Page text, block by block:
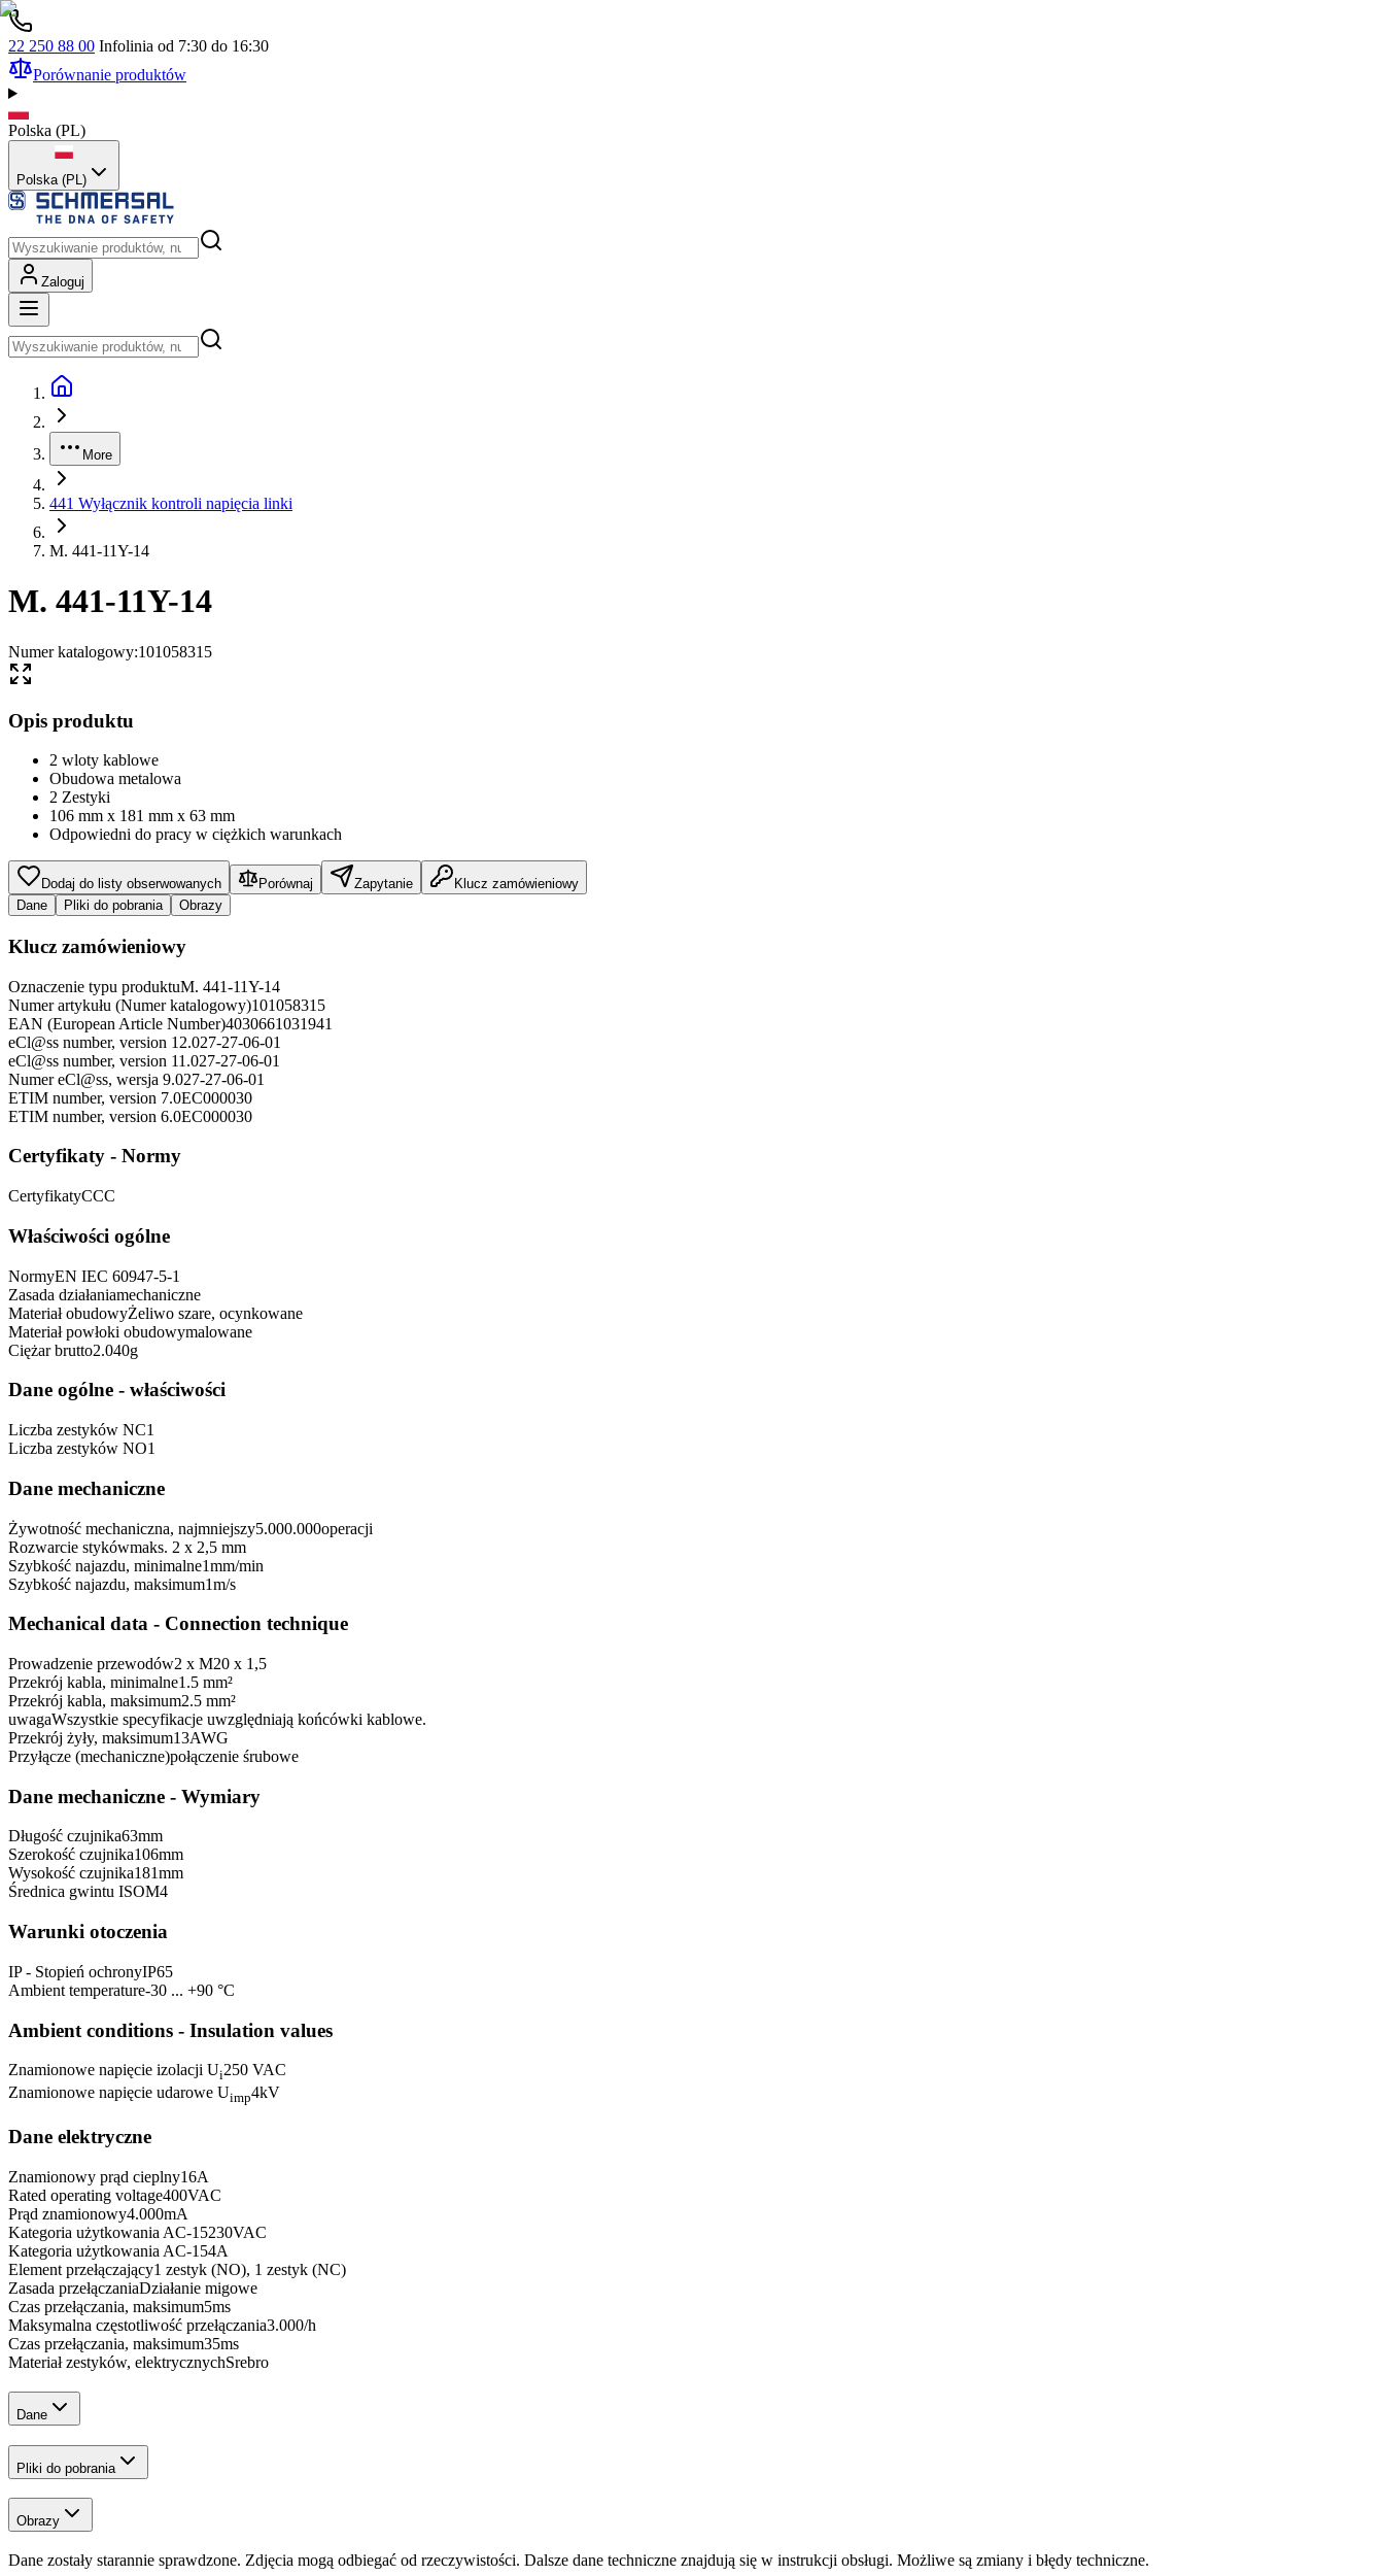
22 250 88 00 Infolinia od 7:30 do 16:30
Porównanie produktów
Polska (PL)
Polska (PL)
Zaloguj
More
441 Wyłącznik kontroli napięcia linki
M. 441-11Y-14
M. 441-11Y-14
Numer katalogowy:101058315
Opis produktu
2 wloty kablowe
Obudowa metalowa
2 Zestyki
106 mm x 181 mm x 63 mm
Odpowiedni do pracy w ciężkich warunkach
Dodaj do listy obserwowanych Porównaj Zapytanie
Klucz zamówieniowy
Dane
Pliki do pobrania Obrazy
Klucz zamówieniowy
Oznaczenie typu produktuM. 441-11Y-14
Numer artykułu (Numer katalogowy)101058315
EAN (European Article Number)4030661031941
eCl@ss number, version 12.027-27-06-01
eCl@ss number, version 11.027-27-06-01
Numer eCl@ss, wersja 9.027-27-06-01
ETIM number, version 7.0EC000030
ETIM number, version 6.0EC000030
Certyfikaty - Normy
CertyfikatyCCC
Właściwości ogólne
NormyEN IEC 60947-5-1
Zasada działaniamechaniczne
Materiał obudowyŻeliwo szare, ocynkowane
Materiał powłoki obudowymalowane
Ciężar brutto2.040g
Dane ogólne - właściwości
Liczba zestyków NC1
Liczba zestyków NO1
Dane mechaniczne
Żywotność mechaniczna, najmniejszy5.000.000operacji
Rozwarcie stykówmaks. 2 x 2,5 mm
Szybkość najazdu, minimalne1mm/min
Szybkość najazdu, maksimum1m/s
Mechanical data - Connection technique
Prowadzenie przewodów2 x M20 x 1,5
Przekrój kabla, minimalne1.5 mm²
Przekrój kabla, maksimum2.5 mm²
uwagaWszystkie specyfikacje uwzględniają końcówki kablowe.
Przekrój żyły, maksimum13AWG
Przyłącze (mechaniczne)połączenie śrubowe
Dane mechaniczne - Wymiary
Długość czujnika63mm
Szerokość czujnika106mm
Wysokość czujnika181mm
Średnica gwintu ISOM4
Warunki otoczenia
IP - Stopień ochronyIP65
Ambient temperature-30 ... +90 °C
Ambient conditions - Insulation values
Znamionowe napięcie izolacji Ui250 VAC
Znamionowe napięcie udarowe Uimp4kV
Dane elektryczne
Znamionowy prąd cieplny16A
Rated operating voltage400VAC
Prąd znamionowy4.000mA
Kategoria użytkowania AC-15230VAC
Kategoria użytkowania AC-154A
Element przełączający1 zestyk (NO), 1 zestyk (NC)
Zasada przełączaniaDziałanie migowe
Czas przełączania, maksimum5ms
Maksymalna częstotliwość przełączania3.000/h
Czas przełączania, maksimum35ms
Materiał zestyków, elektrycznychSrebro
Dane
Pliki do pobrania
Obrazy
Dane zostały starannie sprawdzone. Zdjęcia mogą odbiegać od rzeczywistości. Dalsze dane techniczne znajdują się w instrukcji obsługi. Możliwe są zmiany i błędy techniczne.